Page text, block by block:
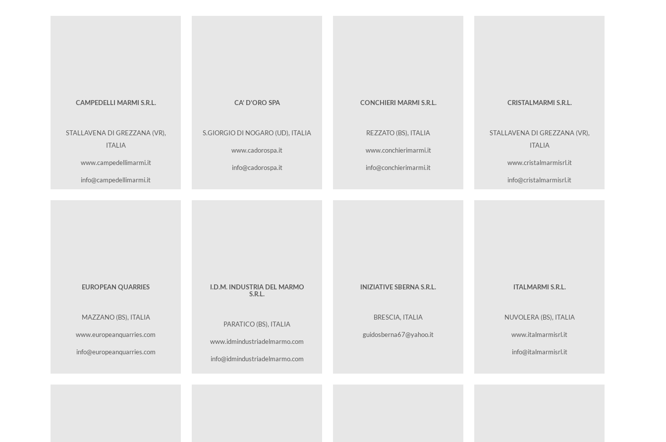
CAMPEDELLI MARMI S.R.L.
STALLAVENA DI GREZZANA (VR),
ITALIA
www.campedellimarmi.it
info@campedellimarmi.it
CA’ D’ORO SPA
S.GIORGIO DI NOGARO (UD), ITALIA
www.cadorospa.it
info@cadorospa.it
CONCHIERI MARMI S.R.L.
REZZATO (BS), ITALIA
www.conchierimarmi.it
info@conchierimarmi.it
CRISTALMARMI S.R.L.
STALLAVENA DI GREZZANA (VR),
ITALIA
www.cristalmarmisrl.it
info@cristalmarmisrl.it
EUROPEAN QUARRIES
MAZZANO (BS), ITALIA
www.europeanquarries.com
info@europeanquarries.com
I.D.M. INDUSTRIA DEL MARMO
S.R.L.
PARATICO (BS), ITALIA
www.idmindustriadelmarmo.com
info@idmindustriadelmarmo.com
INIZIATIVE SBERNA S.R.L.
BRESCIA, ITALIA
guidosberna67@yahoo.it
ITALMARMI S.R.L.
NUVOLERA (BS), ITALIA
www.italmarmisrl.it
info@italmarmisrl.it